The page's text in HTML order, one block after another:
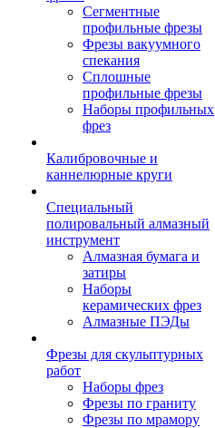
Сегментные
профильные фрезы
Фрезы вакуумного
спекания
Сплошные
профильные фрезы
Наборы профильных
фрез
Калибровочные и
каннелюрные круги
Специальный
полировальный алмазный
инструмент
Алмазная бумага и
затиры
Наборы
керамических фрез
Алмазные ПЭДы
Фрезы для скульптурных
работ
Наборы фрез
Фрезы по граниту
Фрезы по мрамору